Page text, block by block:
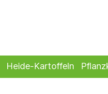
Heide-Kartoffeln